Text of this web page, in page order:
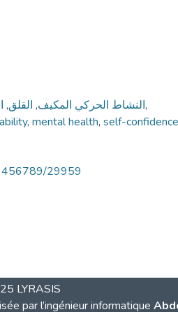
النشاط الحركي المكيف, القلق,
,
, mental health, self-confidence
29959
LYRASIS
par l’ingénieur informatique